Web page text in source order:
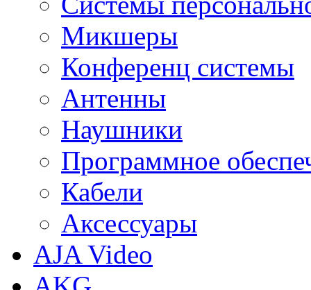
Микшеры
Конференц системы
Антенны
Наушники
Программное
Кабели
Аксессуары
AJA Video